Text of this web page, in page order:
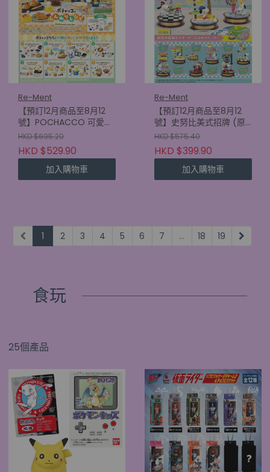
Re-Ment
【預訂12月商品至8月12
號】POCHACCO 可愛食
譜 (原盒8款)
(4521121701745)
HKD $695.20
HKD $529.90
加入購物車
Re-Ment
【預訂12月商品至8月12
號】史努比美式招牌 (原
盒6款) (4521121701585)
HKD $575.40
HKD $399.90
加入購物車
1 2 3 4 5 6 7 ... 18 19
食玩
25個產品